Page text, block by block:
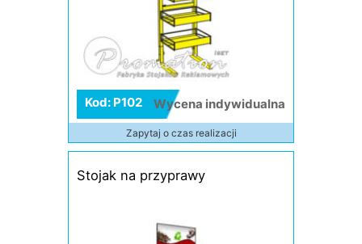
Kod: P102 Wycena indywidualna
Zapytaj o czas realizacji
Stojak na przyprawy